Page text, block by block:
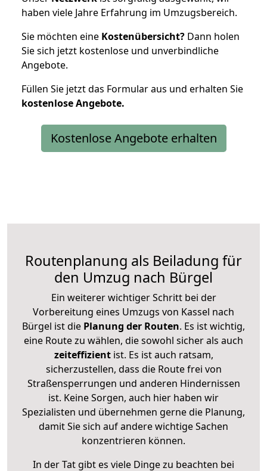
haben viele Jahre Erfahrung im Umzugsbereich.
Sie möchten eine Kostenübersicht? Dann holen
Sie sich jetzt kostenlose und unverbindliche
Angebote.
Füllen Sie jetzt das Formular aus und erhalten Sie
kostenloseAngebote.
Kostenlose Angebote erhalten
Routenplanung als Beiladung für
den Umzug nach Bürgel
Ein weiterer wichtiger Schritt bei der
Vorbereitung eines Umzugs von Kassel nach
Bürgel ist die Planung der Routen. Es ist wichtig,
eine Route zu wählen, die sowohl sicher als auch
zeiteffizientist. Es ist auch ratsam,
sicherzustellen, dass die Route frei von
Straßensperrungen und anderen Hindernissen
ist. Keine Sorgen, auch hier haben wir
Spezialisten und übernehmen gerne die Planung,
damit Sie sich auf andere wichtige Sachen
konzentrieren können.
In der Tat gibt es viele Dinge zu beachten bei